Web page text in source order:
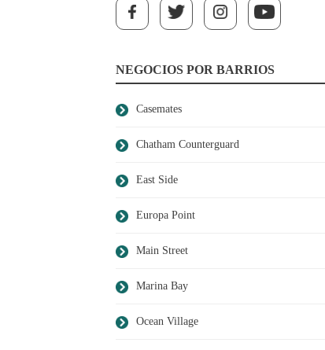
NEGOCIOS POR BARRIOS
Casemates
Chatham Counterguard
East Side
Europa Point
Main Street
Marina Bay
Ocean Village